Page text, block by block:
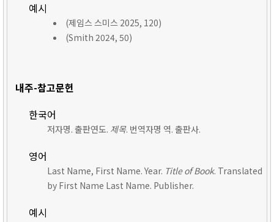
예시
(제임스 스미스 2025, 120)
(Smith 2024, 50)
내주-참고문헌
한국어
저자명. 출판연도. 제목. 번역자명 역. 출판사.
영어
Last Name, First Name. Year. Title of Book. Translated
by First Name Last Name. Publisher.
예시